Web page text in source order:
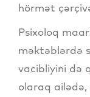
hörmət
Psixoloq
məktəblərdə
vacibliyini də
olaraq